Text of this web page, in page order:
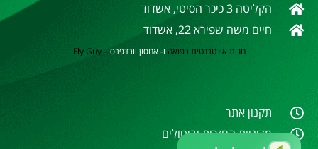
הקליטה 3 כיכר הסיטי, אשדוד
חיים משה שפירא 22, אשדוד
חנות אינטרנטית רפואה ו- אחסון וורדפרס–
Fly Guy
תקנון אתר
מדיניות החזרות וביטולים